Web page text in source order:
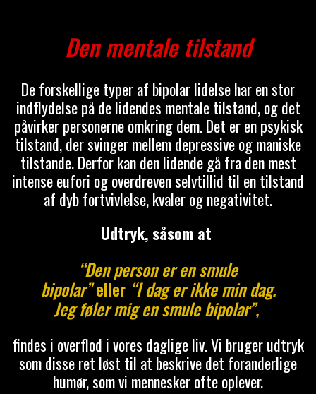
Den mentale tilstand
De forskellige typer af bipolar lidelse har en stor
indflydelse på de lidendes mentale tilstand, og det
påvirker personerne omkring dem. Det er en psykisk
tilstand, der svinger mellem depressive og maniske
tilstande. Derfor kan den lidende gå fra den mest
intense eufori og overdreven selvtillid til en tilstand
af dyb fortvivlelse, kvaler og negativitet.
Udtryk, såsom at
“Den person er en smule
bipolar”eller “I dag er ikke min dag.
Jeg føler mig en smule bipolar”,
findes i overflod i vores daglige liv. Vi bruger udtryk
som disse ret løst til at beskrive det foranderlige
humør, som vi mennesker ofte oplever.